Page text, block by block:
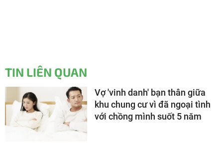
TIN LIÊN QUAN
Vợ 'vinh danh' bạn thân giữa
khu chung cư vì đã ngoại tình
với chồng mình suốt 5 năm